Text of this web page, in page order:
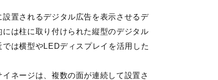
置されるデジタル広告を表示させるデ
は柱に取り付けられた縦型のデジタル
は横型やLEDディスプレイを活用した
ネージは、複数の面が連続して設置さ